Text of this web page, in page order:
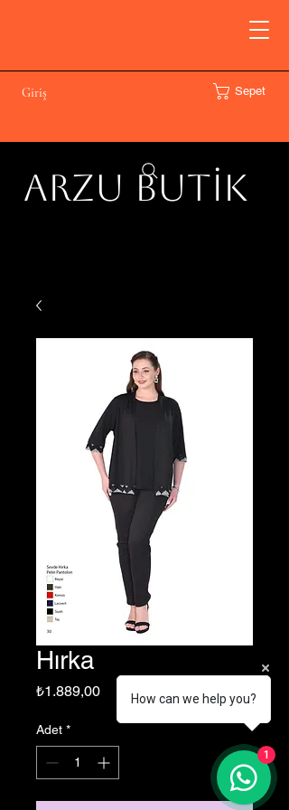
Giriş Sepet
ARZU BUTİK
Hırka
₺1.889,00Fiyat
Adet *
How can we help you?
1